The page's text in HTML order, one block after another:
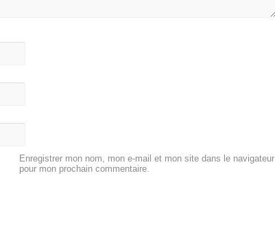
Enregistrer mon nom, mon e-mail et mon site dans le navigateur
pour mon prochain commentaire.